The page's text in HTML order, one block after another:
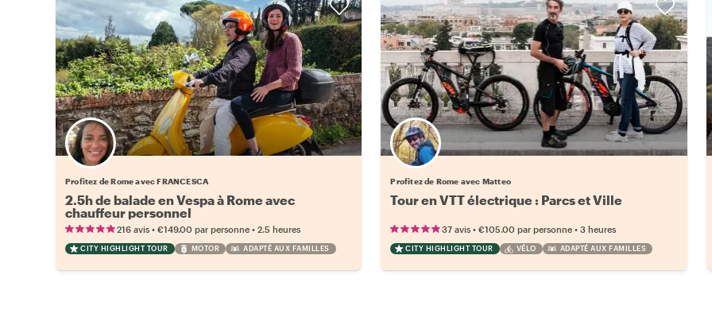
Profitez de Rome avec FRANCESCA
2.5h de balade en Vespa à Rome avec
chauffeur personnel
216 avis • €149.00 par personne • 2.5 heures
CITY HIGHLIGHT TOUR MOTOR ADAPTÉ AUX FAMILLES
Profitez de Rome avec Matteo
Tour en VTT électrique : Parcs et Ville
37 avis •€105.00 par personne •3 heures
CITY HIGHLIGHT TOUR VÉLO ADAPTÉ AUX FAMILLES